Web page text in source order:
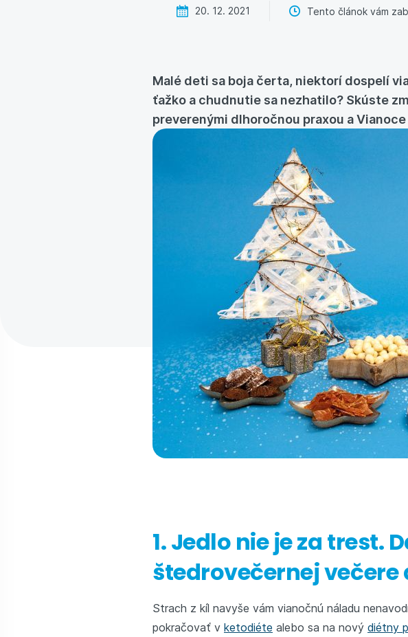
20. 12. 2021 Tento článok vám
Malé deti sa boja čerta, niektorí dospelí
ťažko a chudnutie sa nezhatilo? Skúste
preverenými dlhoročnou praxou a
1. Jedlo nie je za trest.
štedrovečernej
Strach z kíl navyše vám vianočnú náladu
pokračovať v ketodiéte alebo sa na nový diétny